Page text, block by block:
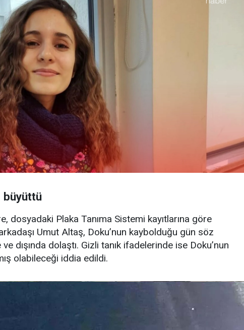
büyüttü
dosyadaki Plaka Tanıma Sistemi kayıtlarına göre
Umut Altaş, Doku’nun kaybolduğu gün söz
dışında dolaştı. Gizli tanık ifadelerinde ise Doku’nun
olabileceği iddia edildi.